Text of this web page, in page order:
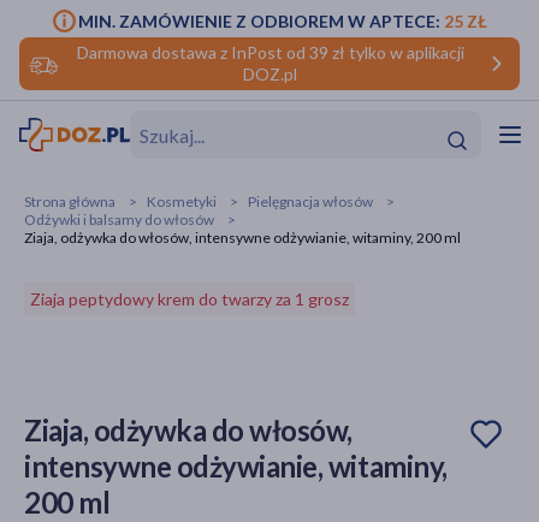
Darmowa dostawa z InPost od 39 zł tylko w aplikacji
DOZ.pl
MIN. ZAMÓWIENIE Z ODBIOREM W APTECE: 25 ZŁ
Hit
Hit
makijażu
Strona główna Kosmetyki
Pielęgnacja włosów
Odżywki i balsamy do włosów
Ziaja, odżywka do włosów, intensywne odżywianie, witaminy, 200 ml
Ziaja peptydowy krem do twarzy za 1 grosz
Ziaja, odżywka do włosów,
intensywne odżywianie, witaminy,
200 ml